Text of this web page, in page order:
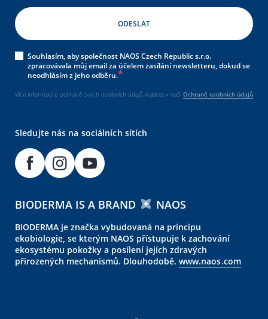
Souhlasím, aby společnost NAOS Czech Republic s.r.o.
zpracovávala můj email za účelem zasílání newsletteru, dokud se
neodhlásím z jeho odběru.
Více informací o ochraně svých osobních údajů najdete v naší Ochraně osobních údajů
Sledujte nás na sociálních sítích
BIODERMA IS A BRAND NAOS
BIODERMA je značka vybudovaná na principu
ekobiologie, se kterým NAOS přístupuje k zachování
ekosystému pokožky a posílení jejích zdravých
přirozených mechanismů. Dlouhodobě. www.naos.com